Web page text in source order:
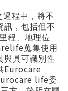
程中，將不
訊，包括但不
程、地理位
蒐集使用
與具可識別性
Eurocare
life委